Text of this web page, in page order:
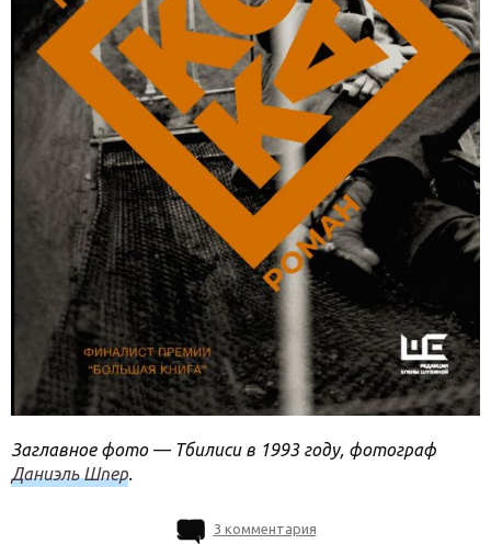
Заглавное фото — Тбилиси в 1993 году, фотограф
Даниэль Шпер.
3 комментария